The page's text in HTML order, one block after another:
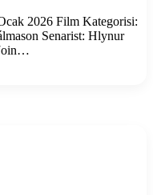
2026 Film Kategorisi:
Senarist: Hlynur